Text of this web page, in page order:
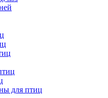
для птиц